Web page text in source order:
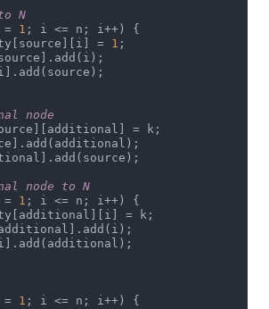
N
1 ; i <= n; i++) {
=
1 ;
node
= k;
node to N
1 ; i <= n; i++) {
= k;
1 ; i <= n; i++) {